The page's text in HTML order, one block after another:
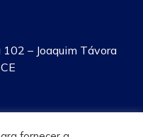
– Joaquim Távora